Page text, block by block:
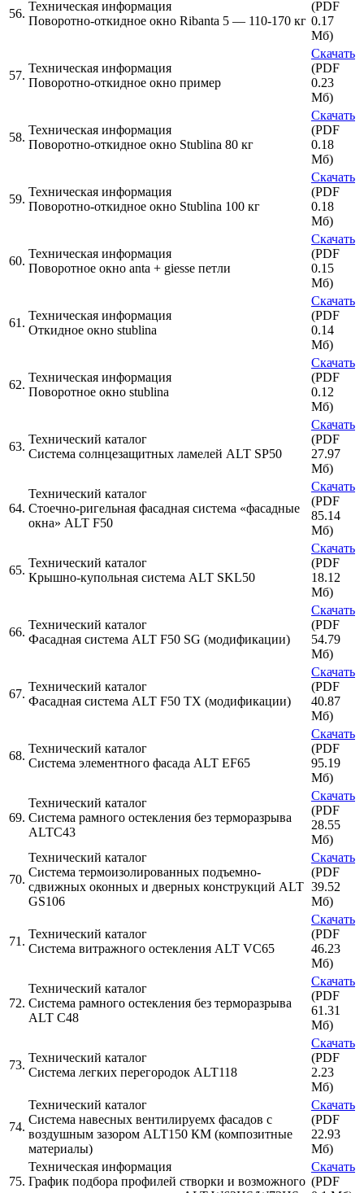
56.
Техническая информация
Поворотно-откидное окно Ribanta 5 — 110-170 кг
(PDF
0.17
Мб)
57.
Техническая информация
Поворотно-откидное окно пример
Скачать
(PDF
0.23
Мб)
58.
Техническая информация
Поворотно-откидное окно Stublina 80 кг
Скачать
(PDF
0.18
Мб)
59.
Техническая информация
Поворотно-откидное окно Stublina 100 кг
Скачать
(PDF
0.18
Мб)
60.
Техническая информация
Поворотное окно anta + giesse петли
Скачать
(PDF
0.15
Мб)
61.
Техническая информация
Откидное окно stublina
Скачать
(PDF
0.14
Мб)
62.
Техническая информация
Поворотное окно stublina
Скачать
(PDF
0.12
Мб)
63.
Технический каталог
Система солнцезащитных ламелей ALT SP50
Скачать
(PDF
27.97
Мб)
64.
Технический каталог
Стоечно-ригельная фасадная система «фасадные
окна» ALT F50
Скачать
(PDF
85.14
Мб)
65.
Технический каталог
Крышно-купольная система ALT SKL50
Скачать
(PDF
18.12
Мб)
66.
Технический каталог
Фасадная система ALT F50 SG (модификации)
Скачать
(PDF
54.79
Мб)
67.
Технический каталог
Фасадная система ALT F50 ТХ (модификации)
Скачать
(PDF
40.87
Мб)
68.
Технический каталог
Система элементного фасада ALT EF65
Скачать
(PDF
95.19
Мб)
69.
Технический каталог
Система рамного остекления без терморазрыва
ALTC43
Скачать
(PDF
28.55
Мб)
70.
Технический каталог
Система термоизолированных подъемно-
сдвижных оконных и дверных конструкций ALT
GS106
Скачать
(PDF
39.52
Мб)
71.
Технический каталог
Система витражного остекления ALT VC65
Скачать
(PDF
46.23
Мб)
72.
Технический каталог
Система рамного остекления без терморазрыва
ALT C48
Скачать
(PDF
61.31
Мб)
73.
Технический каталог
Cистема легких перегородок ALT118
Скачать
(PDF
2.23
Мб)
74.
Технический каталог
Система навесных вентилируемх фасадов с
воздушным зазором ALT150 КМ (композитные
материалы)
Скачать
(PDF
22.93
Мб)
75.
Техническая информация
График подбора профилей створки и возможного
Скачать
(PDF